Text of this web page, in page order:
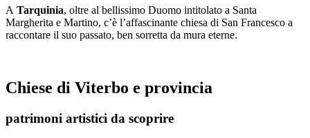
A Tarquinia, oltre al bellissimo Duomo intitolato a Santa
Margherita e Martino, c’è l’affascinante chiesa di San Francesco a
raccontare il suo passato, ben sorretta da mura eterne.
Chiese di Viterbo e provincia
patrimoni artistici da scoprire